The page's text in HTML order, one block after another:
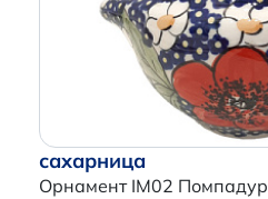
сахарница
Орнамент IM02 Помпадур